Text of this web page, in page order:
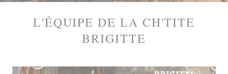
L'ÉQUIPE DE LA CH'TITE
BRIGITTE